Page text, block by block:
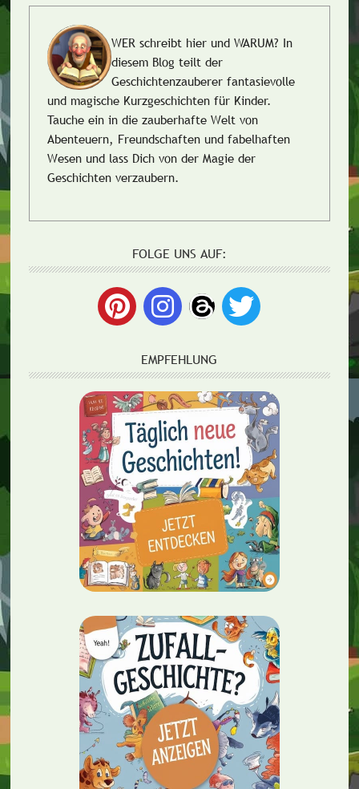
WER schreibt hier und WARUM? In
diesem Blog teilt der
Geschichtenzauberer fantasievolle
und magische Kurzgeschichten für Kinder.
Tauche ein in die zauberhafte Welt von
Abenteuern, Freundschaften und fabelhaften
Wesen und lass Dich von der Magie der
Geschichten verzaubern.
FOLGE UNS AUF:
EMPFEHLUNG